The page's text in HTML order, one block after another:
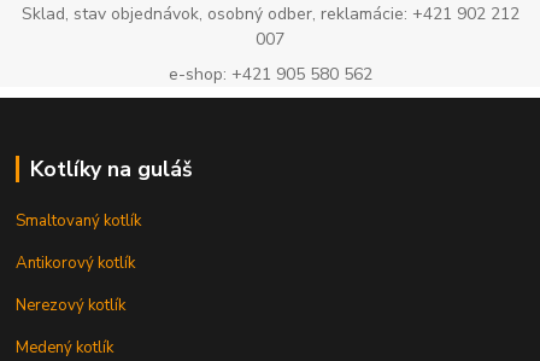
Sklad, stav objednávok, osobný odber, reklamácie: +421 902 212
007
e-shop: +421 905 580 562
Kotlíky na guláš
Smaltovaný kotlík
Antikorový kotlík
Nerezový kotlík
Medený kotlík